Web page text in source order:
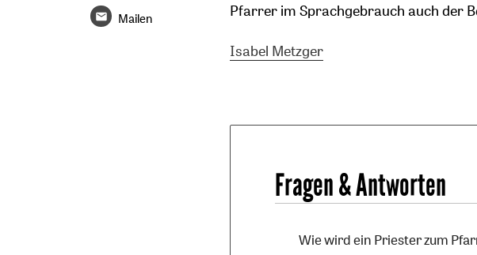
Pfarrer im Sprachgebrauch auch der
Isabel Metzger
Fragen & Antworten
Wie wird ein Priester zum
Mailen